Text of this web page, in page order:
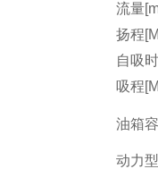
流量
扬程
自吸
吸程
油箱
动力